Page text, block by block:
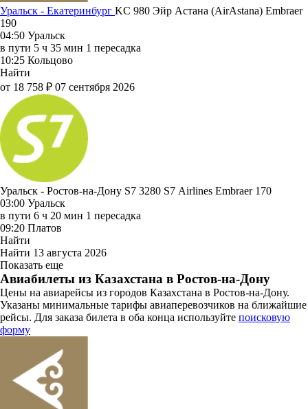
Уральск - Екатеринбург KC 980 Эйр Астана (AirAstana) Embraer
190
04:50 Уральск
в пути 5 ч 35 мин 1 пересадка
10:25 Кольцово
Найти
от 18 758 ₽ 07 сентября 2026
Уральск - Ростов-на-Дону S7 3280 S7 Airlines Embraer 170
03:00 Уральск
в пути 6 ч 20 мин 1 пересадка
09:20 Платов
Найти
Найти 13 августа 2026
Показать еще
Авиабилеты из Казахстана в Ростов-на-Дону
Цены на авиарейсы из городов Казахстана в Ростов-на-Дону.
Указаны минимальные тарифы авиаперевозчиков на ближайшие
рейсы. Для заказа билета в оба конца используйте поисковую
форму